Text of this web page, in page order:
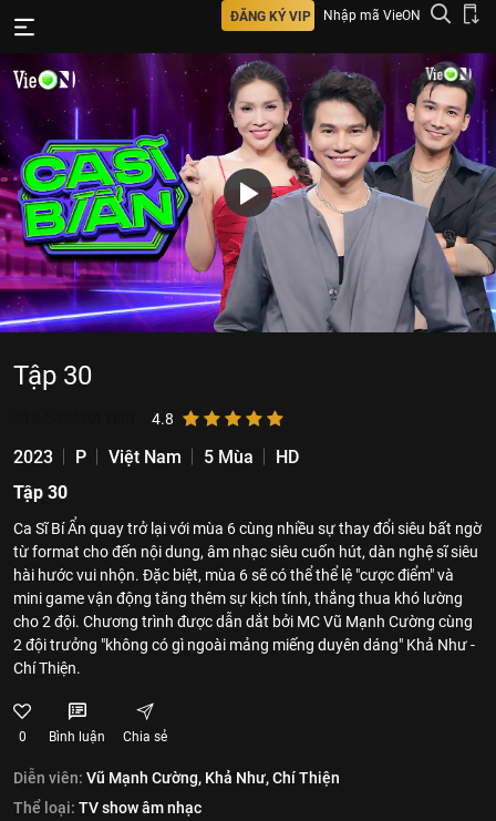
ĐĂNG KÝ VIP Nhập mã VieON
Tập 30
4.8
2023 P Việt Nam 5 Mùa
HD
Tập 30
Ca Sĩ Bí Ẩn quay trở lại với mùa 6 cùng nhiều sự thay đổi siêu bất ngờ
từ format cho đến nội dung, âm nhạc siêu cuốn hút, dàn nghệ sĩ siêu
hài hước vui nhộn. Đặc biệt, mùa 6 sẽ có thể thể lệ "cược điểm" và
mini game vận động tăng thêm sự kịch tính, thắng thua khó lường
cho 2 đội. Chương trình được dẫn dắt bởi MC Vũ Mạnh Cường cùng
2 đội trưởng "không có gì ngoài mảng miếng duyên dáng" Khả Như -
Chí Thiện.
0 Bình luận Chia sẻ
Diễn viên: Vũ Mạnh Cường, Khả Như,Chí Thiện
Thể loại: TV show âm nhạc